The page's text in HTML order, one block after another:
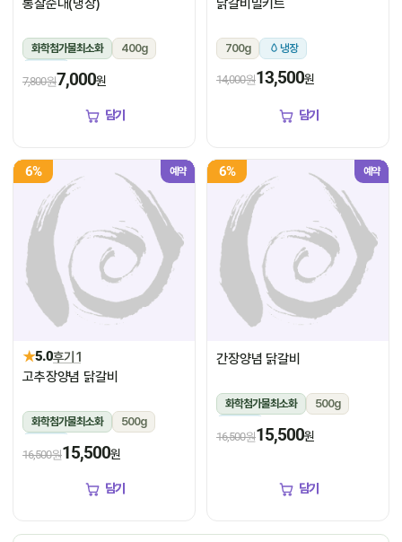
통찰순대(냉장)
화학첨가물최소화
400g
냉장
7,800원7,000원
담기
닭갈비밀키트
700g 냉장
14,000원13,500원
담기
6% 예약
★5.0후기 1
고추장양념 닭갈비
화학첨가물최소화
500g
16,500원15,500원
담기
6% 예약
간장양념 닭갈비
화학첨가물최소화
500g
16,500원15,500원
담기